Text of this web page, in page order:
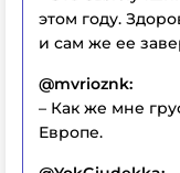
этом году.
и сам же ее
@mvrioznk:
– Как же мне
Европе.